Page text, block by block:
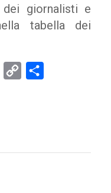
giornalisti e
tabella dei
Email
Copy